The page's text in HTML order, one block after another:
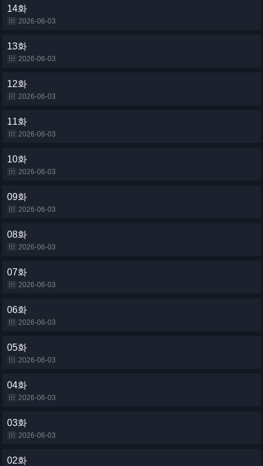
14화
2026-06-03
13화
2026-06-03
12화
2026-06-03
11화
2026-06-03
10화
2026-06-03
09화
2026-06-03
08화
2026-06-03
07화
2026-06-03
06화
2026-06-03
05화
2026-06-03
04화
2026-06-03
03화
2026-06-03
02화